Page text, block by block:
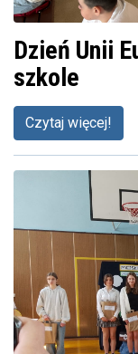
Dzień Unii
szkole
Czytaj więcej!